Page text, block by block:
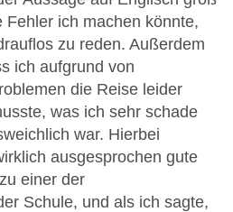
Fehler ich machen könnte,
zu reden. Außerdem
ich aufgrund von
die Reise leider
was ich sehr schade
war. Hierbei
ausgesprochen gute
einer der
Schule, und als ich sagte,